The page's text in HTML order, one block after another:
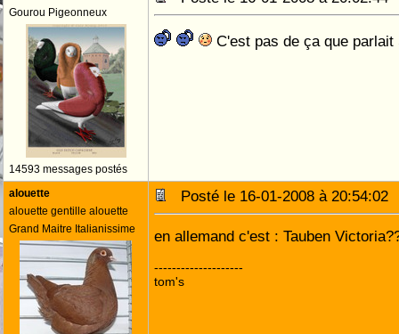
Gourou Pigeonneux
14593 messages postés
C'est pas de ça que
alouette
alouette gentille alouette
Grand Maitre Italianissime
Posté le 16-01-2008 à
en allemand c'est : Tauben
--------------------
tom's